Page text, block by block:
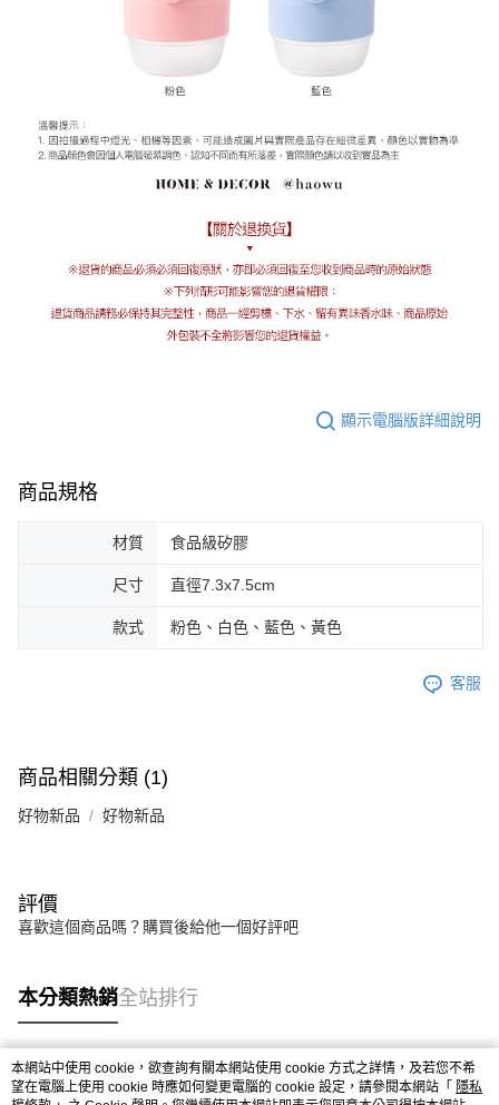
顯示電腦版詳細說明
商品規格
材質 食品級矽膠
尺寸 直徑7.3x7.5cm
款式 粉色、白色、藍色、黃色
客服
商品相關分類 (1)
好物新品 好物新品
評價
喜歡這個商品嗎？購買後給他一個好評吧
本分類熱銷全站排行
熱門標籤
本網站中使用 cookie，欲查詢有關本網站使用 cookie 方式之詳情，及若您不希
望在電腦上使用 cookie 時應如何變更電腦的 cookie 設定，請參閱本網站「 隱私